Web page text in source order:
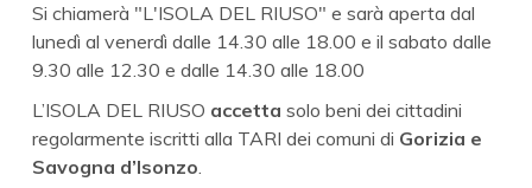
Si chiamerà "L'ISOLA DEL RIUSO" e sarà aperta dal
lunedì al venerdì dalle 14.30 alle 18.00 e il sabato dalle
9.30 alle 12.30 e dalle 14.30 alle 18.00
L’ISOLA DEL RIUSO accetta solo beni dei cittadini
regolarmente iscritti alla TARI dei comuni di Gorizia e
Savogna d’Isonzo.